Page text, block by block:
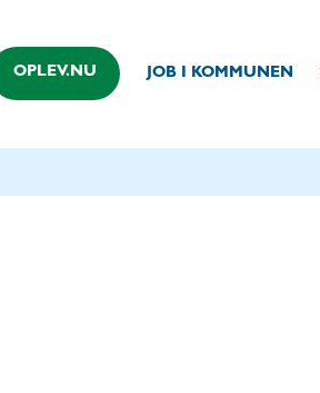
OPLEV.NU JOB I KOMMUNEN